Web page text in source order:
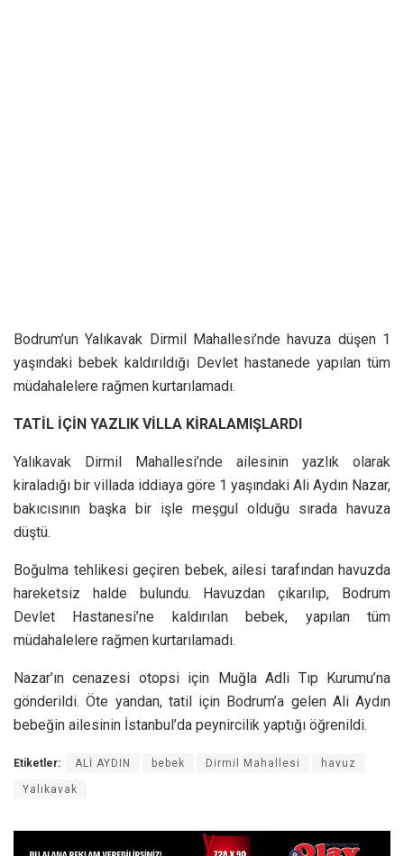
Bodrum’un Yalıkavak Dirmil Mahallesi’nde havuza düşen 1
yaşındaki bebek kaldırıldığı Devlet hastanede yapılan tüm
müdahalelere rağmen kurtarılamadı.
TATİL İÇİN YAZLIK VİLLA KİRALAMIŞLARDI
Yalıkavak Dirmil Mahallesi’nde ailesinin yazlık olarak
kiraladığı bir villada iddiaya göre 1 yaşındaki Ali Aydın Nazar,
bakıcısının başka bir işle meşgul olduğu sırada havuza
düştü.
Boğulma tehlikesi geçiren bebek, ailesi tarafından havuzda
hareketsiz halde bulundu. Havuzdan çıkarılıp, Bodrum
Devlet Hastanesi’ne kaldırılan bebek, yapılan tüm
müdahalelere rağmen kurtarılamadı.
Nazar’ın cenazesi otopsi için Muğla Adli Tıp Kurumu’na
gönderildi. Öte yandan, tatil için Bodrum’a gelen Ali Aydın
bebeğin ailesinin İstanbul’da peynircilik yaptığı öğrenildi.
Etiketler: ALİ AYDIN bebek Dirmil Mahallesi havuz
Yalıkavak